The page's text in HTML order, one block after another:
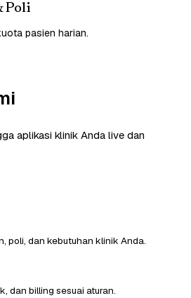
Poli
pasien harian.
aplikasi klinik Anda live dan
poli, dan kebutuhan klinik Anda.
dan billing sesuai aturan.